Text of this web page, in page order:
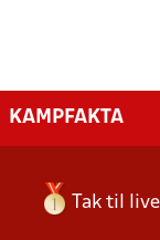
KAMPFAKTA
Tak til